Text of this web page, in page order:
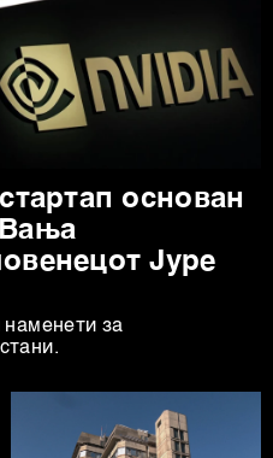
основан
Јуре
за